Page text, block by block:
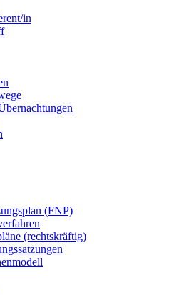
in
(FNP)
(rechtskräftig)